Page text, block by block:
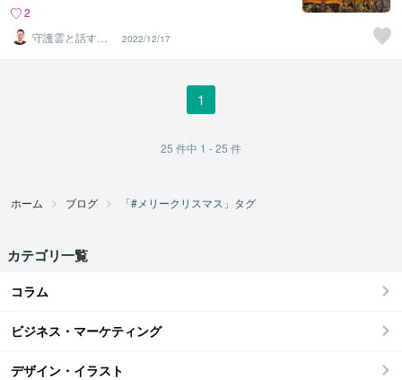
2
守護霊と話す人
｜まこと
2022/12/17
1
25 件中 1 - 25 件
ホーム ブログ 「#メリークリスマス」タグ
カテゴリ一覧
コラム
ビジネス・マーケティング
デザイン・イラスト